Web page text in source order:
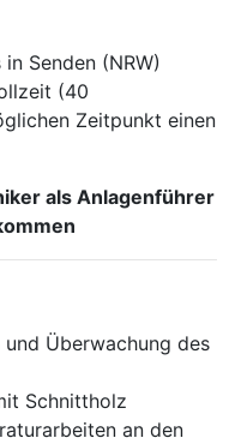
Senden (NRW)
(40
Zeitpunkt einen
als Anlagenführer
Über­wachung des
Schnittholz
an den